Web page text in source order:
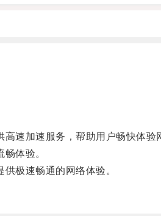
速加速服务，帮助用户畅快体验
体验。
极速畅通的网络体验。